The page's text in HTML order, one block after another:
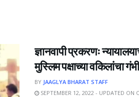
ज्ञानवापी प्रकरणः
मुस्लिम पक्षाच्या वकिलांचा
BY JAAGLYA BHARAT STAFF
SEPTEMBER 12, 2022 - UPDATED ON